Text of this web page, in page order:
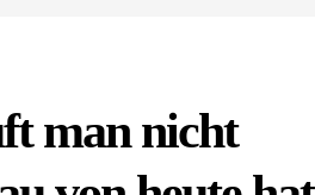
man nicht